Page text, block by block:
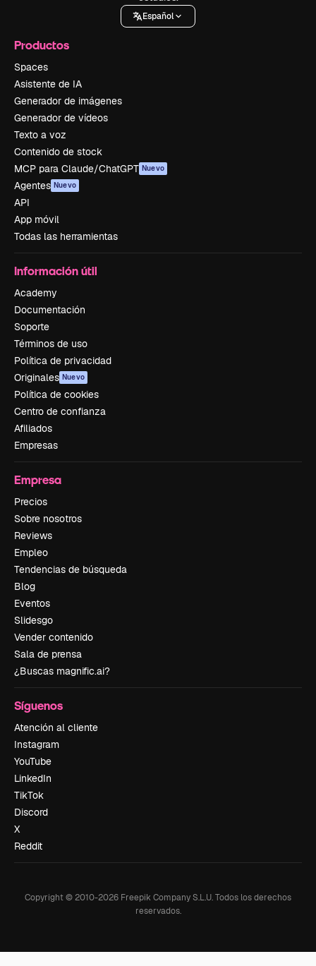
Español
Productos
Spaces
Asistente de IA
Generador de imágenes
Generador de vídeos
Texto a voz
Contenido de stock
MCP para Claude/ChatGPT Nuevo
Agentes Nuevo
API
App móvil
Todas las herramientas
Información útil
Academy
Documentación
Soporte
Términos de uso
Política de privacidad
Originales Nuevo
Política de cookies
Centro de confianza
Afiliados
Empresas
Empresa
Precios
Sobre nosotros
Reviews
Empleo
Tendencias de búsqueda
Blog
Eventos
Slidesgo
Vender contenido
Sala de prensa
¿Buscas magnific.ai?
Síguenos
Atención al cliente
Instagram
YouTube
LinkedIn
TikTok
Discord
X
Reddit
Copyright © 2010-2026 Freepik Company S.L.U.Todos los derechos
reservados.